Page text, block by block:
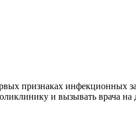
признаках инфекционных
и вызывать врача на